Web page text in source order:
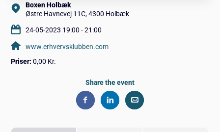
Boxen Holbæk
Østre Havnevej 11C, 4300 Holbæk
24-05-2023 19:00 - 21:00
www.erhvervsklubben.com
Priser: 0,00 Kr.
Share the event